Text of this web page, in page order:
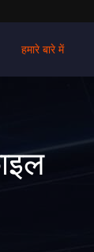
हमारे बारे में